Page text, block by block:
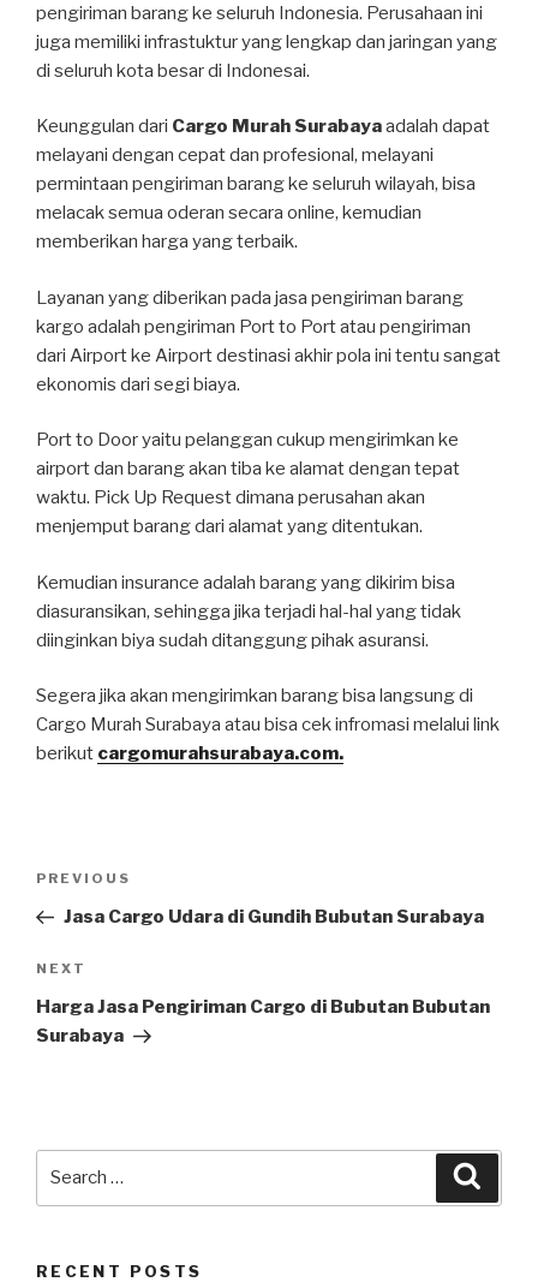
pengiriman barang ke seluruh Indonesia. Perusahaan ini
juga memiliki infrastuktur yang lengkap dan jaringan yang
di seluruh kota besar di Indonesai.
Keunggulan dari Cargo Murah Surabayaadalah dapat
melayani dengan cepat dan profesional, melayani
permintaan pengiriman barang ke seluruh wilayah, bisa
melacak semua oderan secara online, kemudian
memberikan harga yang terbaik.
Layanan yang diberikan pada jasa pengiriman barang
kargo adalah pengiriman Port to Port atau pengiriman
dari Airport ke Airport destinasi akhir pola ini tentu sangat
ekonomis dari segi biaya.
Port to Door yaitu pelanggan cukup mengirimkan ke
airport dan barang akan tiba ke alamat dengan tepat
waktu. Pick Up Request dimana perusahan akan
menjemput barang dari alamat yang ditentukan.
Kemudian insurance adalah barang yang dikirim bisa
diasuransikan, sehingga jika terjadi hal-hal yang tidak
diinginkan biya sudah ditanggung pihak asuransi.
Segera jika akan mengirimkan barang bisa langsung di
Cargo Murah Surabaya atau bisa cek infromasi melalui link
berikut cargomurahsurabaya.com.
PREVIOUS
Jasa Cargo Udara di Gundih Bubutan Surabaya
NEXT
Harga Jasa Pengiriman Cargo di Bubutan Bubutan
Surabaya
RECENT POSTS